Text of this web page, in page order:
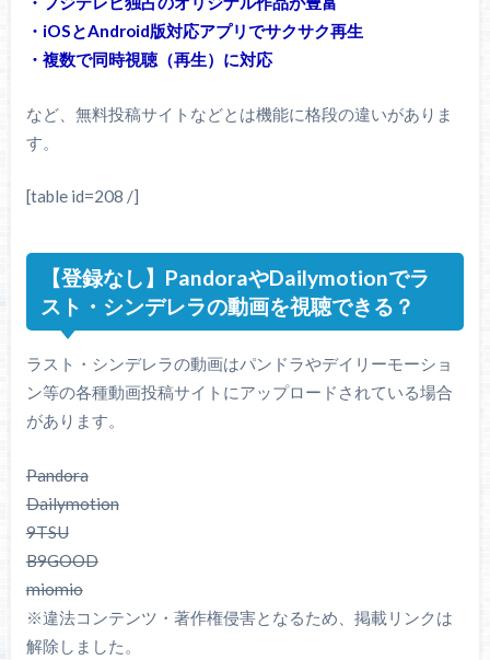
・iOSとAndroid版対応アプリでサクサク再生
・複数で同時視聴（再生）に対応
など、無料投稿サイトなどとは機能に格段の違いがありま
す。
[table id=208 /]
【登録なし】PandoraやDailymotionでラ
スト・シンデレラの動画を視聴できる？
ラスト・シンデレラの動画はパンドラやデイリーモーショ
ン等の各種動画投稿サイトにアップロードされている場合
があります。
Pandora
Dailymotion
9TSU
B9GOOD
miomio
※違法コンテンツ・著作権侵害となるため、掲載リンクは
解除しました。